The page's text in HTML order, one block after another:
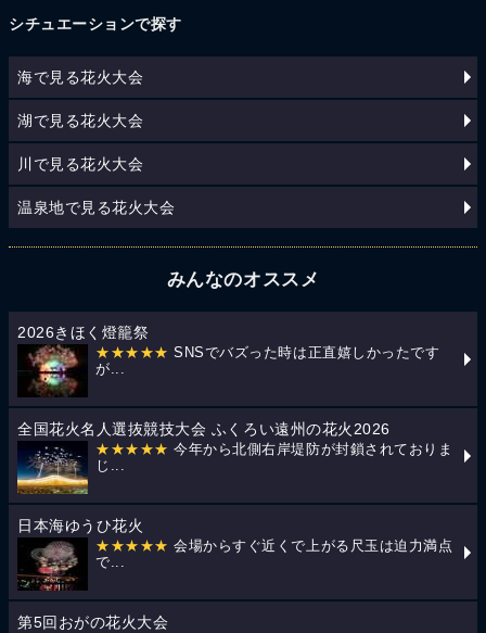
シチュエーションで探す
海で見る花火大会
湖で見る花火大会
川で見る花火大会
温泉地で見る花火大会
みんなのオススメ
2026きほく燈籠祭
★★★★★ SNSでバズった時は正直嬉しかったです
が...
全国花火名人選抜競技大会 ふくろい遠州の花火2026
★★★★★ 今年から北側右岸堤防が封鎖されておりま
じ...
日本海ゆうひ花火
★★★★★ 会場からすぐ近くで上がる尺玉は迫力満点
で...
第5回おがの花火大会